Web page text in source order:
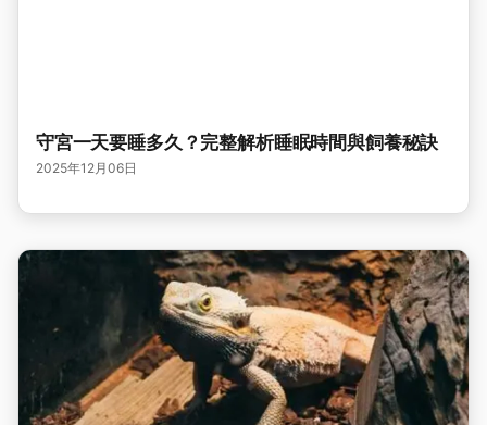
守宮一天要睡多久？完整解析睡眠時間與飼養秘訣
2025年12月06日